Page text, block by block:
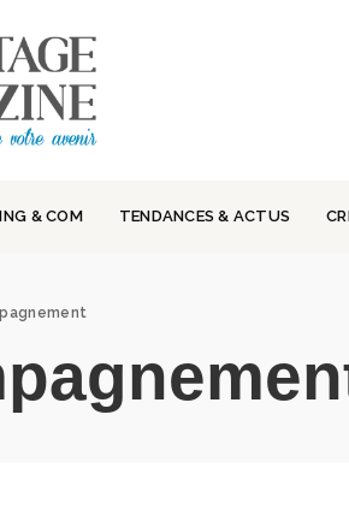
& COM TENDANCES & ACTUS